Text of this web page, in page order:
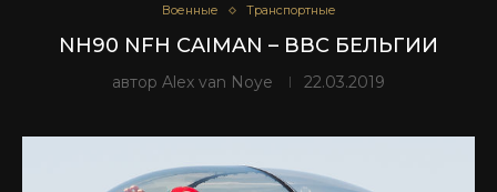
Военные
Транспортные
NH90 NFH CAIMAN – ВВС БЕЛЬГИИ
автор Alex van Noye 22.03.2019